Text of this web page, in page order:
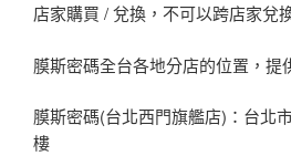
店家購買 / 兌換，不可以跨店家兌
膜斯密碼全台各地分店的位置，提
膜斯密碼(台北西門旗艦店)：台北
樓